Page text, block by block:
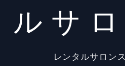
サ
レンタルサロン